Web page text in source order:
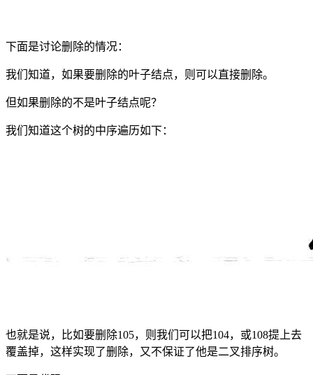
下面是讨论删除的情况：
我们知道，如果要删除的叶子结点，则可以直接删除。
但如果删除的不是叶子结点呢？
我们知道这个树的中序遍历如下：
也就是说，比如要删除105，则我们可以把104，或108提上去
覆盖掉，这样实现了删除，又不保证了他是二叉排序树。